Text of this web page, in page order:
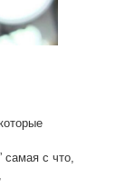
самая с что,